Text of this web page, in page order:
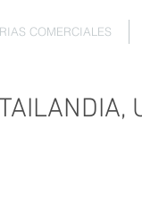
COMERCIALES